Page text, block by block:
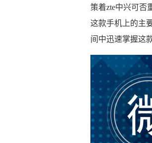
策着zte中兴可否
这款手机上的主
间中迅速掌握这